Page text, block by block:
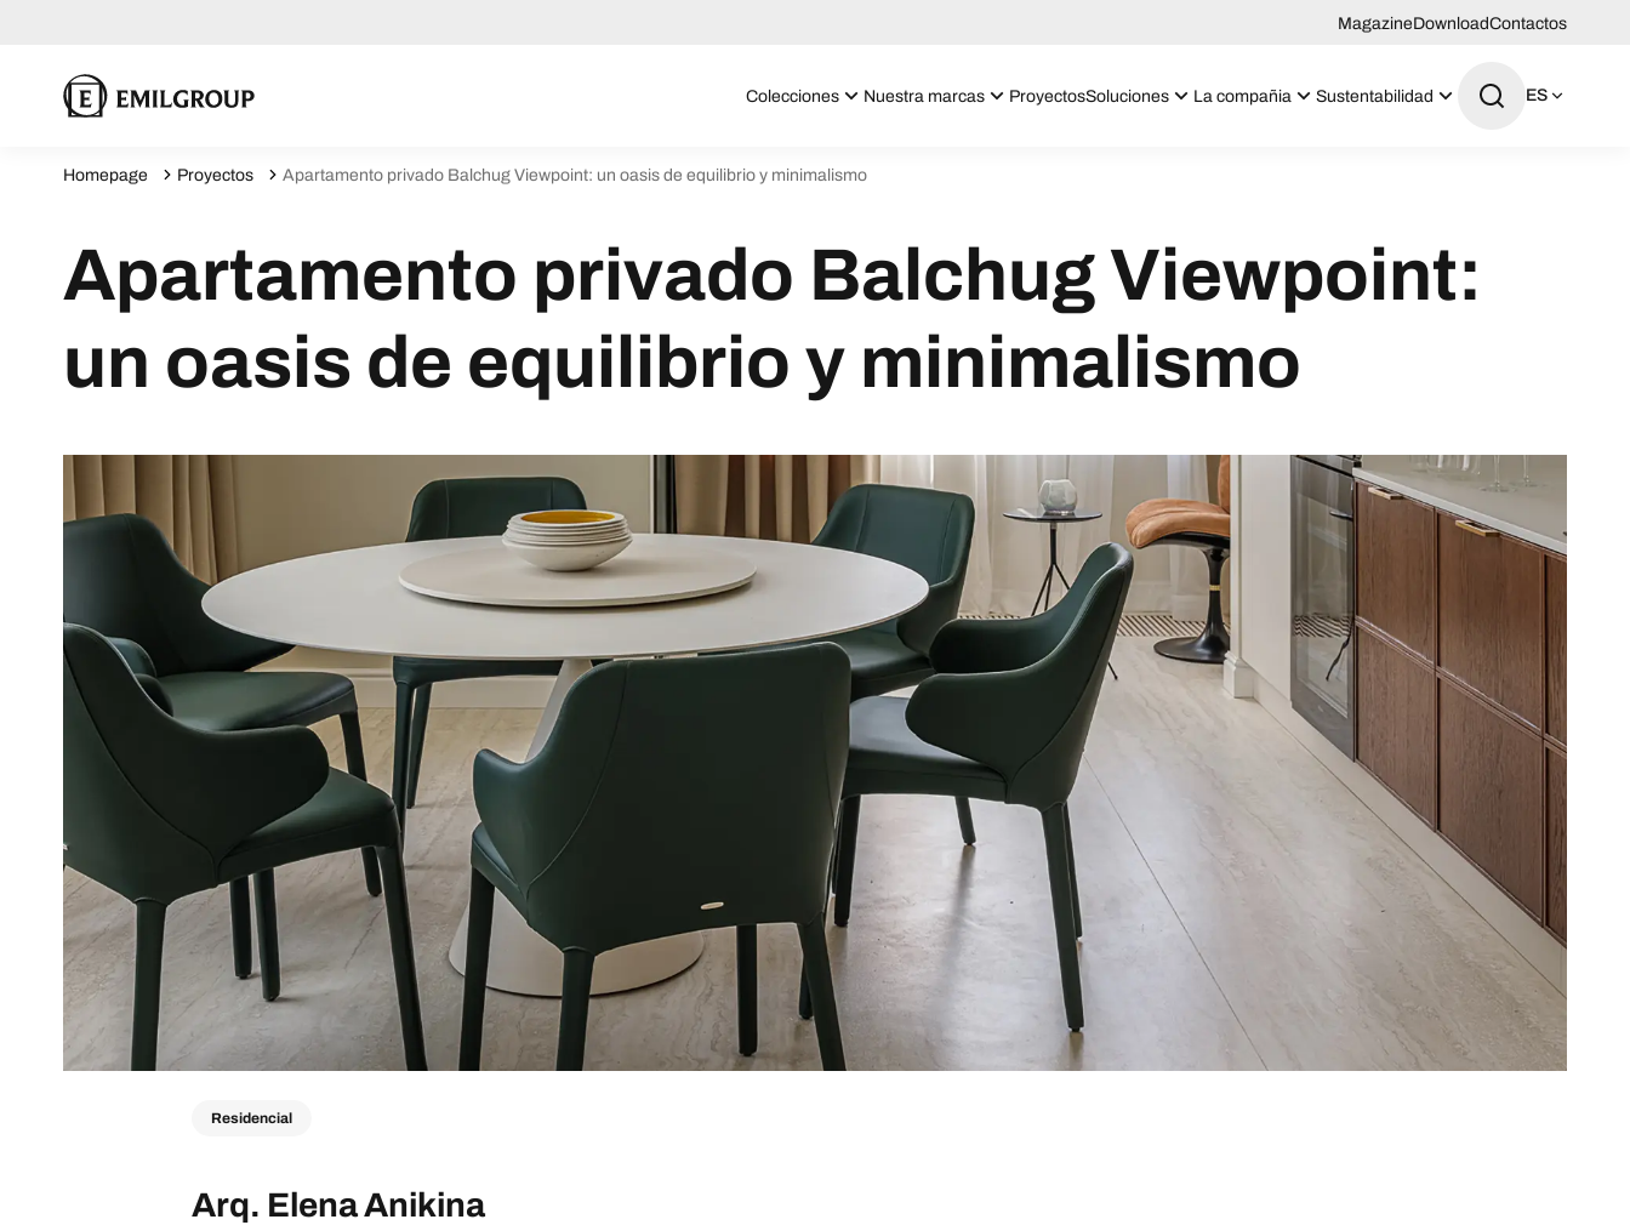
MagazineDownloadContactos
Colecciones Nuestra marcas ProyectosSoluciones La compañia Sustentabilidad ES
Homepage Proyectos Apartamento privado Balchug Viewpoint: un oasis de equilibrio y minimalismo
Apartamento privado Balchug Viewpoint:
un oasis de equilibrio y minimalismo
Residencial
Arq. Elena Anikina